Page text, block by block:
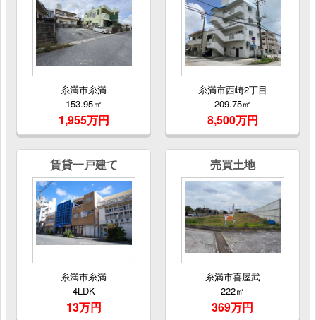
糸満市糸満
153.95㎡
1,955万円
糸満市西崎2丁目
209.75㎡
8,500万円
賃貸一戸建て
糸満市糸満
4LDK
13万円
売買土地
糸満市喜屋武
222㎡
369万円